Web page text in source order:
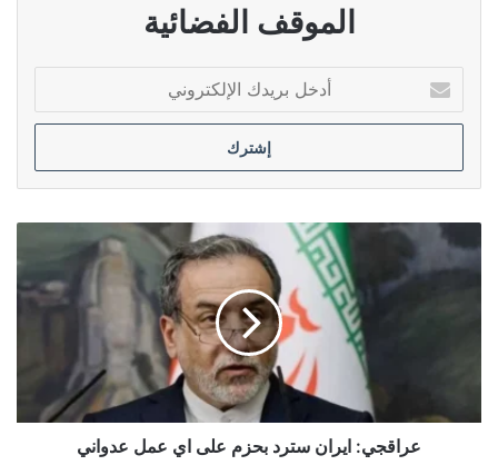
الموقف الفضائية
بريدك
الإلكتروني
عراقجي: ايران سترد بحزم على اي عمل عدواني